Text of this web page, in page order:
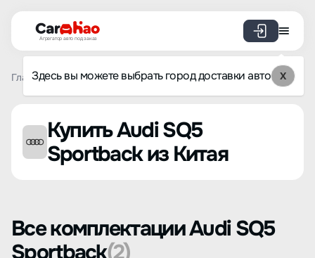
Агрегатор авто под заказ
Здесь вы можете выбрать город доставки авто X
Главная Список брендов Audi SQ5 Sportback
Купить Audi SQ5
Sportback из Китая
Все комплектации Audi SQ5
Sportback(2)